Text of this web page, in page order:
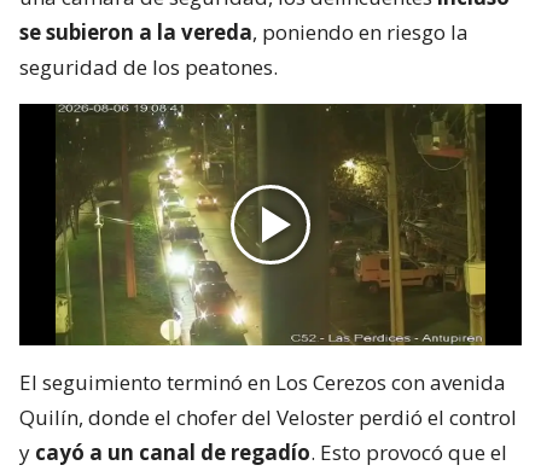
se subieron a la vereda, poniendo en riesgo la
seguridad de los peatones.
El seguimiento terminó en Los Cerezos con avenida
Quilín, donde el chofer del Veloster perdió el control
y cayó a un canal de regadío. Esto provocó que el